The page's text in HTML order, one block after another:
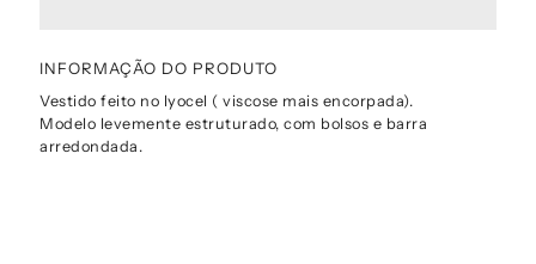
INFORMAÇÃO DO PRODUTO
Vestido feito no lyocel ( viscose mais encorpada).
Modelo levemente estruturado, com bolsos e barra
arredondada.